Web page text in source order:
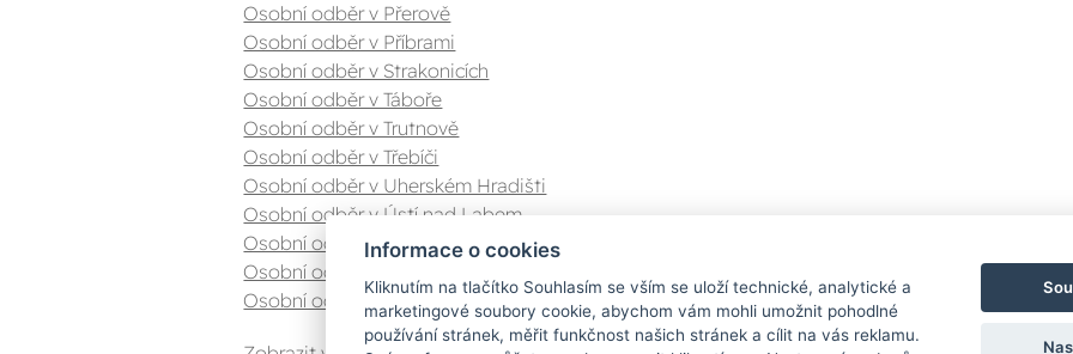
Osobní odběr v Přerově
Osobní odběr v Příbrami
Osobní odběr v Strakonicích
Osobní odběr v Táboře
Osobní odběr v Trutnově
Osobní odběr v Třebíči
Osobní odběr v Uherském Hradišti
Osobní odběr v Ústí nad Labem
Osobní odběr v Valašském Meziříčí
Osobní odběr v Zlíně
Osobní odběr v Znojmě
Informace o cookies
Kliknutím na tlačítko Souhlasím se vším se uloží technické, analytické a
marketingové soubory cookie, abychom vám mohli umožnit pohodlné
používání stránek, měřit funkčnost našich stránek a cílit na vás reklamu.